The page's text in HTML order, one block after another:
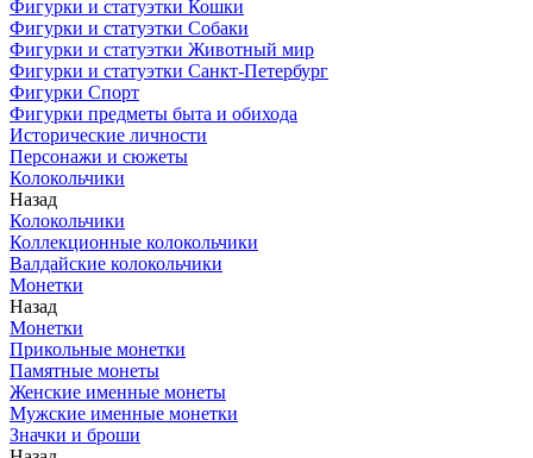
Фигурки и статуэтки Кошки
Фигурки и статуэтки Собаки
Фигурки и статуэтки Животный мир
Фигурки и статуэтки Санкт-Петербург
Фигурки Спорт
Фигурки предметы быта и обихода
Исторические личности
Персонажи и сюжеты
Колокольчики
Назад
Колокольчики
Коллекционные колокольчики
Валдайские колокольчики
Монетки
Назад
Монетки
Прикольные монетки
Памятные монеты
Женские именные монеты
Мужские именные монетки
Значки и броши